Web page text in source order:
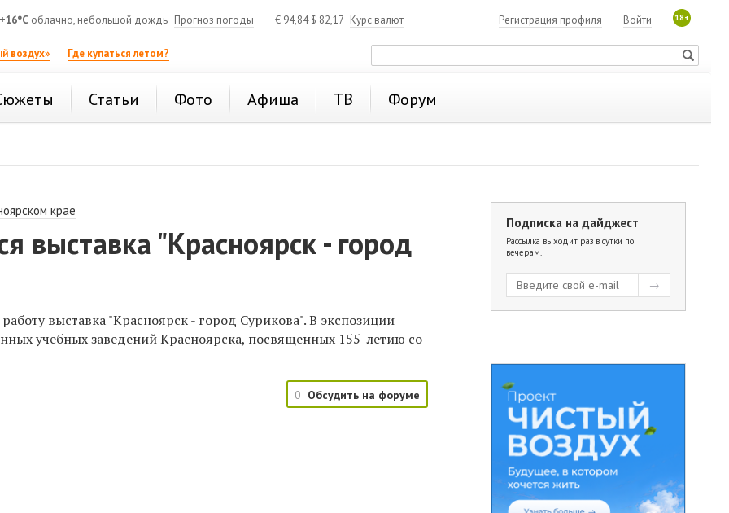
+16°C облачно, небольшой дождь Прогноз погоды € 94,84$ 82,17 Курс валют 18+
Войти
Регистрация профиля
воздух» Где купаться летом?
Статьи Фото Афиша ТВ Форум
крае
выставка "Красноярск - город
выставка "Красноярск - город Сурикова". В экспозиции
учебных заведений Красноярска, посвященных 155-летию со
0 Обсудить на форуме
Подписка на дайджест
Рассылка выходит раз в сутки по
вечерам.